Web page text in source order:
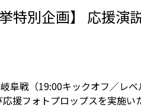
特別企画】 応援
阜戦（19:00キックオフ／レ
援フォトプロップスを実施い